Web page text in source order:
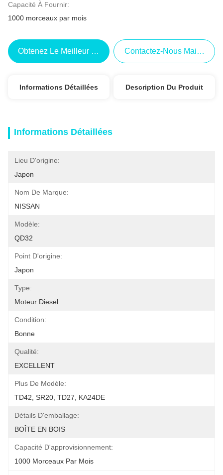
Capacité À Fournir:
1000 morceaux par mois
Obtenez Le Meilleur Prix Contactez-Nous Maintenant
Informations Détaillées Description Du Produit
Informations Détaillées
Lieu D'origine:
Japon
Nom De Marque:
NISSAN
Modèle:
QD32
Point D'origine:
Japon
Type:
Moteur Diesel
Condition:
Bonne
Qualité:
EXCELLENT
Plus De Modèle:
TD42, SR20, TD27, KA24DE
Détails D'emballage:
BOÎTE EN BOIS
Capacité D'approvisionnement:
1000 Morceaux Par Mois